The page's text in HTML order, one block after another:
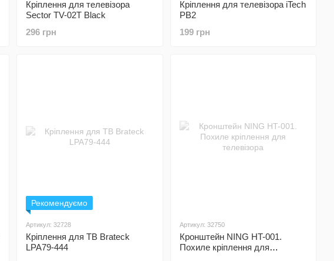
Кріплення для телевізора
Sector TV-02T Black
296 грн
Кріплення для телевізора iTech
PB2
199 грн
Рекомендуємо
Артикул: 32728
Кріплення для ТВ Brateck
LPA79-444
Артикул: 32750
Кронштейн NING HT-001.
Похиле кріплення для